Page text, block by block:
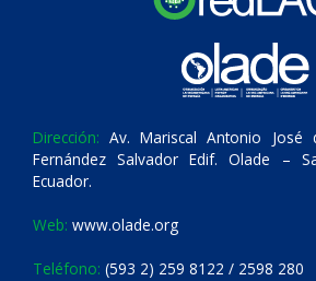
Dirección: Av. Mariscal Antonio José
Fernández Salvador Edif. Olade –
Ecuador.
Web: www.olade.org
Teléfono: (593 2) 259 8122 / 2598 280